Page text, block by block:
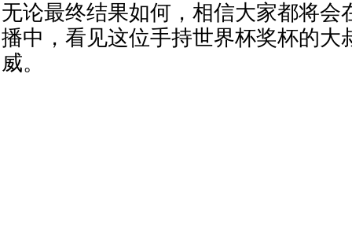
无论最终结果如何，相信大家都将会
播中，看见这位手持世界杯奖杯的大
威。